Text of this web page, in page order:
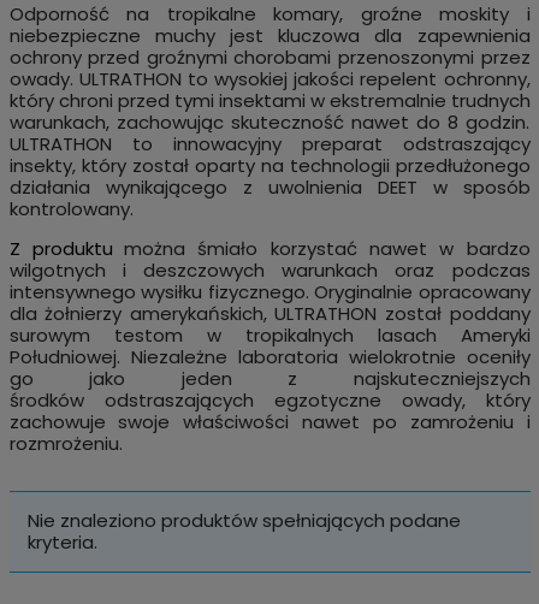
Odporność na tropikalne komary, groźne moskity i
niebezpieczne muchy jest kluczowa dla zapewnienia
ochrony przed groźnymi chorobami przenoszonymi przez
owady. ULTRATHON to wysokiej jakości repelent ochronny,
który chroni przed tymi insektami w ekstremalnie trudnych
warunkach, zachowując skuteczność nawet do 8 godzin.
ULTRATHON to innowacyjny preparat odstraszający
insekty, który został oparty na technologii przedłużonego
działania wynikającego z uwolnienia DEET w sposób
kontrolowany.
Z produktu można śmiało korzystać nawet w bardzo
wilgotnych i deszczowych warunkach oraz podczas
intensywnego wysiłku fizycznego. Oryginalnie opracowany
dla żołnierzy amerykańskich, ULTRATHON został poddany
surowym testom w tropikalnych lasach Ameryki
Południowej. Niezależne laboratoria wielokrotnie oceniły
go jako jeden z najskuteczniejszych
środków odstraszających egzotyczne owady, który
zachowuje swoje właściwości nawet po zamrożeniu i
rozmrożeniu.
Nie znaleziono produktów spełniających podane
kryteria.